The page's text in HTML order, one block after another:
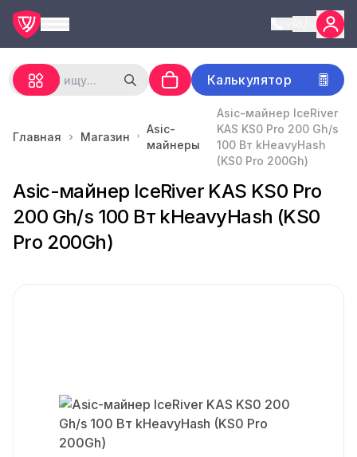
Калькулятор
Главная Магазин
Asic-
майнеры
Asic-майнер IceRiver
KAS KS0 Pro 200 Gh/s
100 Вт kHeavyHash
(KS0 Pro 200Gh)
Asic-майнер IceRiver KAS KS0 Pro
200 Gh/s 100 Вт kHeavyHash (KS0
Pro 200Gh)